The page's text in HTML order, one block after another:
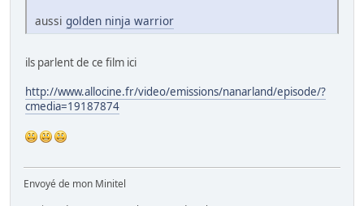
aussi golden ninja warrior
ils parlent de ce film ici
http://www.allocine.fr/video/emissions/nanarland/episode/?
cmedia=19187874
Envoyé de mon Minitel